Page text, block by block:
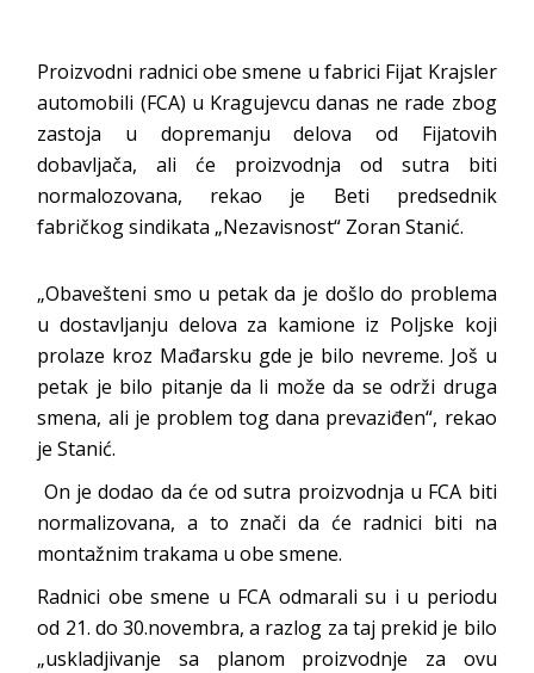
Proizvodni radnici obe smene u fabrici Fijat Krajsler
automobili (FCA) u Kragujevcu danas ne rade zbog
zastoja u dopremanju delova od Fijatovih
dobavljača, ali će proizvodnja od sutra biti
normalozovana, rekao je Beti predsednik
fabričkog sindikata „Nezavisnost“ Zoran Stanić.
„Obavešteni smo u petak da je došlo do problema
u dostavljanju delova za kamione iz Poljske koji
prolaze kroz Mađarsku gde je bilo nevreme. Još u
petak je bilo pitanje da li može da se održi druga
smena, ali je problem tog dana prevaziđen“, rekao
je Stanić.
On je dodao da će od sutra proizvodnja u FCA biti
normalizovana, a to znači da će radnici biti na
montažnim trakama u obe smene.
Radnici obe smene u FCA odmarali su i u periodu
od 21. do 30.novembra, a razlog za taj prekid je bilo
„uskladjivanje sa planom proizvodnje za ovu